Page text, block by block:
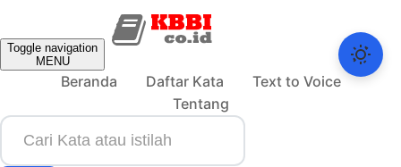
Toggle navigation
MENU
Beranda Daftar Kata
Text to Voice
Tentang